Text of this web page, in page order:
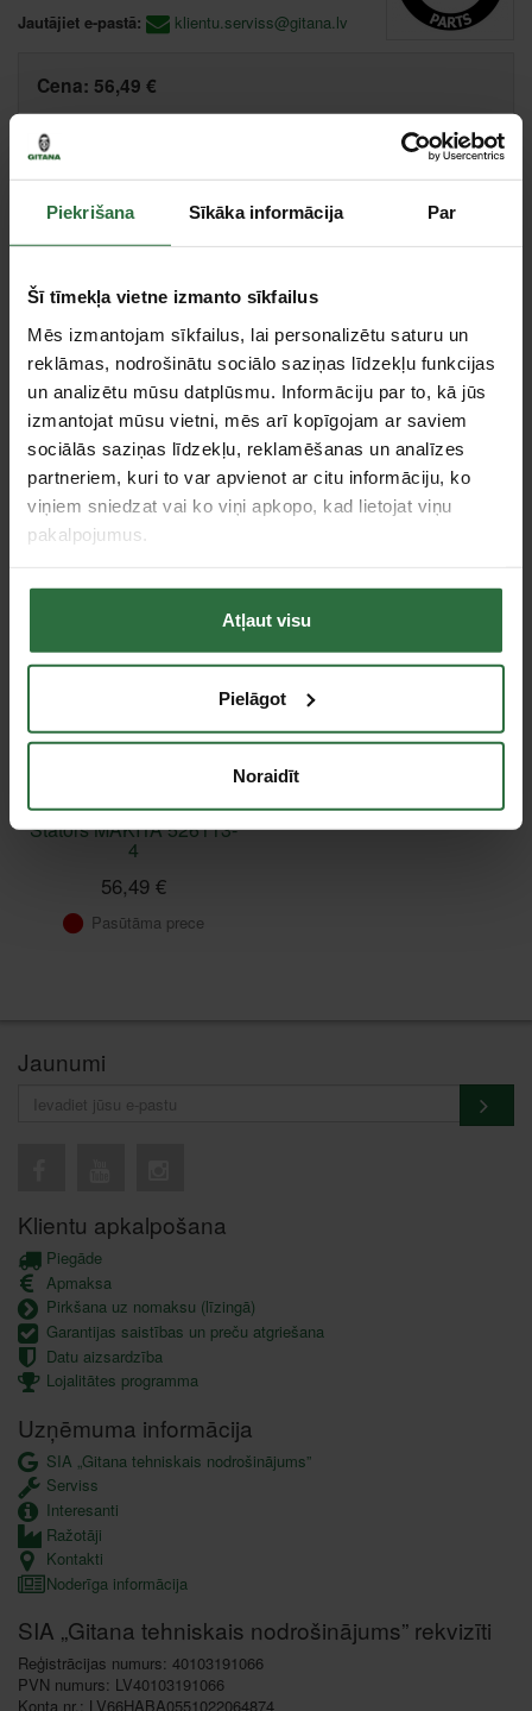
Piekrišana Sīkāka informācija Par
Šī tīmekļa vietne izmanto sīkfailus
Mēs izmantojam sīkfailus, lai personalizētu saturu un
reklāmas, nodrošinātu sociālo saziņas līdzekļu funkcijas
un analizētu mūsu datplūsmu. Informāciju par to, kā jūs
izmantojat mūsu vietni, mēs arī kopīgojam ar saviem
sociālās saziņas līdzekļu, reklamēšanas un analīzes
partneriem, kuri to var apvienot ar citu informāciju, ko
viņiem sniedzat vai ko viņi apkopo, kad lietojat viņu
pakalpojumus.
Atļaut visu
Pielāgot
Noraidīt
Jautājiet e-pastā:
klientu.serviss@gitana.lv
Cena: 56,49 €
Paziņot, kad prece ir pieejama
Tie, kas apskatīja šo preci, tāpat interesējās par...
Failed to load product list.
Apskatītie produkti
Stators MAKITA 526113-
4
56,49 €
Pasūtāma prece
Jaunumi
Klientu apkalpošana
Piegāde
Apmaksa
Pirkšana uz nomaksu (līzingā)
Garantijas saistības un preču atgriešana
Datu aizsardzība
Lojalitātes programma
Uzņēmuma informācija
SIA „Gitana tehniskais nodrošinājums”
Serviss
Interesanti
Ražotāji
Kontakti
Noderīga informācija
SIA „Gitana tehniskais nodrošinājums” rekvizīti
Reģistrācijas numurs: 40103191066
PVN numurs: LV40103191066
Konta nr.: LV66HABA0551022064874